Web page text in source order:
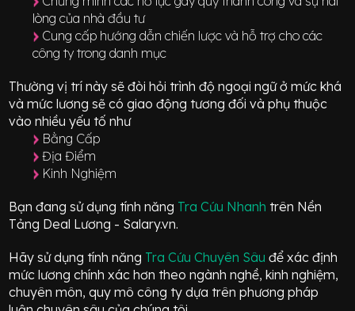
lòng của nhà đầu tư
Cung cấp hướng dẫn chiến lược và hỗ trợ cho các
công ty trong danh mục
Thường vị trí này sẽ đòi hỏi trình độ ngoại ngữ ở mứckhá
và mức lương sẽ có giao động tương đối và phụ thuộc
vào nhiều yếu tố như
Bằng Cấp
Địa Điểm
Kinh Nghiệm
Bạn đang sử dụng tính năng Tra Cứu Nhanh trên Nền
Tảng Deal Lương - Salary.vn.
Hãy sử dụng tính năng Tra Cứu Chuyên Sâuđể xác định
mức lương chính xác hơn theo ngành nghề, kinh nghiệm,
chuyên môn, quy mô công ty dựa trên phương pháp